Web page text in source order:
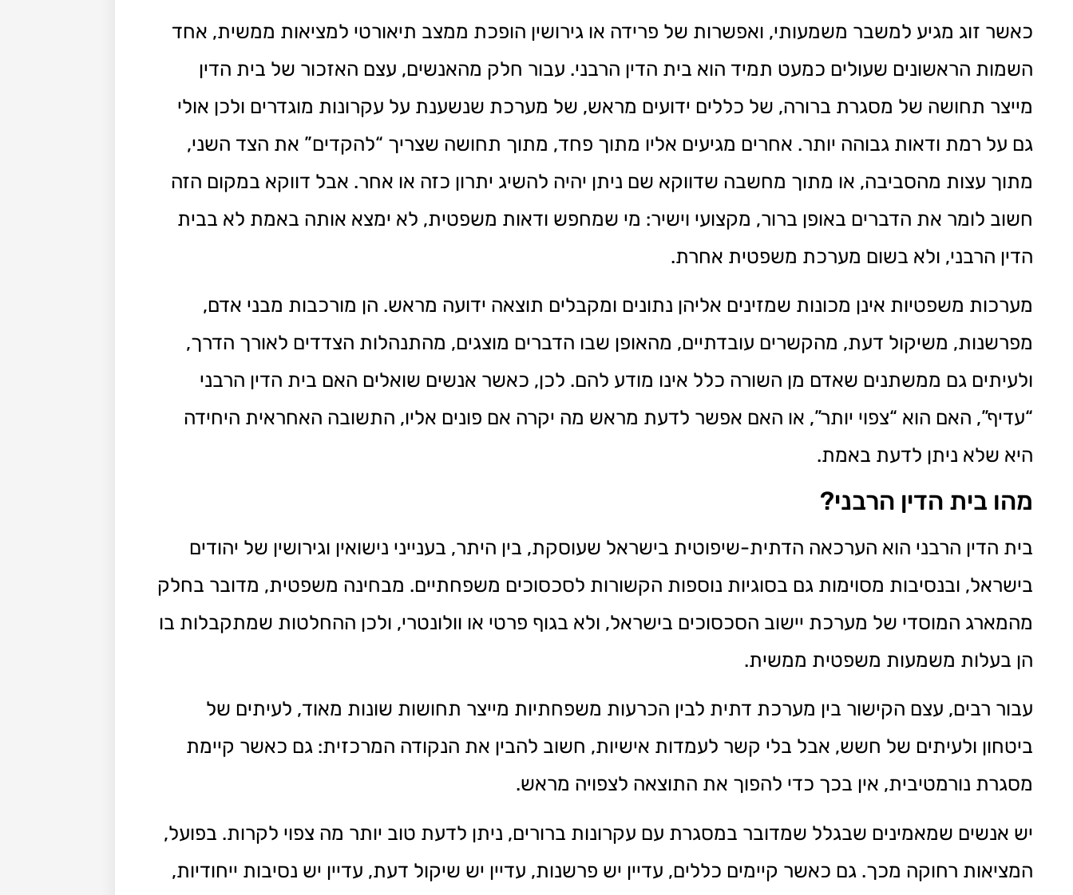
כאשר זוג מגיע למשבר משמעותי, ואפשרות של פרידה או גירושין הופכת ממצב תיאורטי למציאות ממשית, אחד
השמות הראשונים שעולים כמעט תמיד הוא בית הדין הרבני. עבור חלק מהאנשים, עצם האזכור של בית הדין
מייצר תחושה של מסגרת ברורה, של כללים ידועים מראש, של מערכת שנשענת על עקרונות מוגדרים ולכן אולי
גם על רמת ודאות גבוהה יותר. אחרים מגיעים אליו מתוך פחד, מתוך תחושה שצריך “להקדים” את הצד השני,
מתוך עצות מהסביבה, או מתוך מחשבה שדווקא שם ניתן יהיה להשיג יתרון כזה או אחר. אבל דווקא במקום הזה
חשוב לומר את הדברים באופן ברור, מקצועי וישיר: מי שמחפש ודאות משפטית, לא ימצא אותה באמת לא בבית
הדין הרבני, ולא בשום מערכת משפטית אחרת.
מערכות משפטיות אינן מכונות שמזינים אליהן נתונים ומקבלים תוצאה ידועה מראש. הן מורכבות מבני אדם,
מפרשנות, משיקול דעת, מהקשרים עובדתיים, מהאופן שבו הדברים מוצגים, מהתנהלות הצדדים לאורך הדרך,
ולעיתים גם ממשתנים שאדם מן השורה כלל אינו מודע להם. לכן, כאשר אנשים שואלים האם בית הדין הרבני
“עדיף”, האם הוא “צפוי יותר”, או האם אפשר לדעת מראש מה יקרה אם פונים אליו, התשובה האחראית היחידה
היא שלא ניתן לדעת באמת.
מהו בית הדין הרבני?
בית הדין הרבני הוא הערכאה הדתית-שיפוטית בישראל שעוסקת, בין היתר, בענייני נישואין וגירושין של יהודים
בישראל, ובנסיבות מסוימות גם בסוגיות נוספות הקשורות לסכסוכים משפחתיים. מבחינה משפטית, מדובר בחלק
מהמארג המוסדי של מערכת יישוב הסכסוכים בישראל, ולא בגוף פרטי או וולונטרי, ולכן ההחלטות שמתקבלות בו
הן בעלות משמעות משפטית ממשית.
עבור רבים, עצם הקישור בין מערכת דתית לבין הכרעות משפחתיות מייצר תחושות שונות מאוד, לעיתים של
ביטחון ולעיתים של חשש, אבל בלי קשר לעמדות אישיות, חשוב להבין את הנקודה המרכזית: גם כאשר קיימת
מסגרת נורמטיבית, אין בכך כדי להפוך את התוצאה לצפויה מראש.
יש אנשים שמאמינים שבגלל שמדובר במסגרת עם עקרונות ברורים, ניתן לדעת טוב יותר מה צפוי לקרות. בפועל,
המציאות רחוקה מכך. גם כאשר קיימים כללים, עדיין יש פרשנות, עדיין יש שיקול דעת, עדיין יש נסיבות ייחודיות,